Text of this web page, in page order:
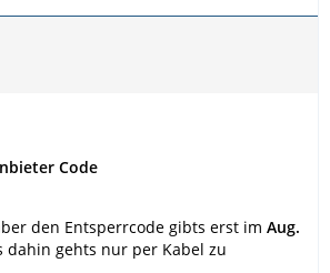
Code
den Entsperrcode gibts erst im Aug.
dahin gehts nur per Kabel zu